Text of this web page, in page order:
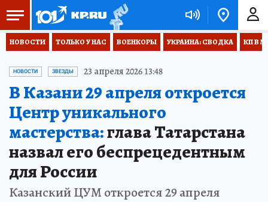
НОВОСТИ ТОЛЬКО У НАС ВОЕНКОРЫ УКРАИНА: СВОДКА КП В
НОВОСТИ ЗВЕЗДЫ 23 апреля 2026 13:48
В Казани 29 апреля откроется
Центр уникального
мастерства:глава Татарстана
назвал его беспрецедентным
для России
Казанский ЦУМ откроется 29 апреля